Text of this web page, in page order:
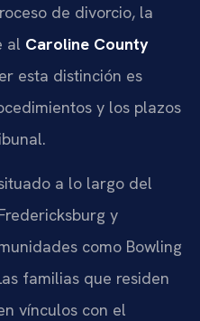
de divorcio, la
al Caroline County
esta distinción es
y los plazos
a lo largo del
y
como Bowling
familias que residen
vínculos con el